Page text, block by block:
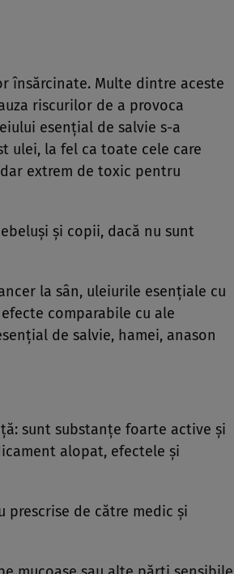
însărcinate. Multe dintre aceste
riscurilor de a provoca
esenţial de salvie s-a
ulei, la fel ca toate cele care
extrem de toxic pentru
şi copii, dacă nu sunt
la sân, uleiurile esenţiale cu
comparabile cu ale
de salvie, hamei, anason
sunt substanţe foarte active şi
alopat, efectele şi
prescrise de către medic şi